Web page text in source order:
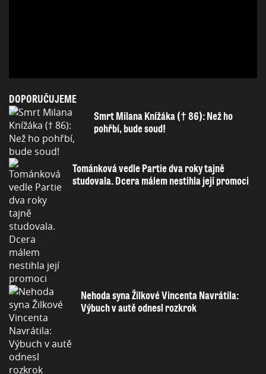
DOPORUČUJEME
Smrt Milana Knížáka († 86): Než ho
pohřbí, bude soud!
Tománková vedle Partie dva roky tajně
studovala. Dcera málem nestihla její promoci
Nehoda syna Žilkové Vincenta Navrátila:
Výbuch v autě odnesl rozkrok